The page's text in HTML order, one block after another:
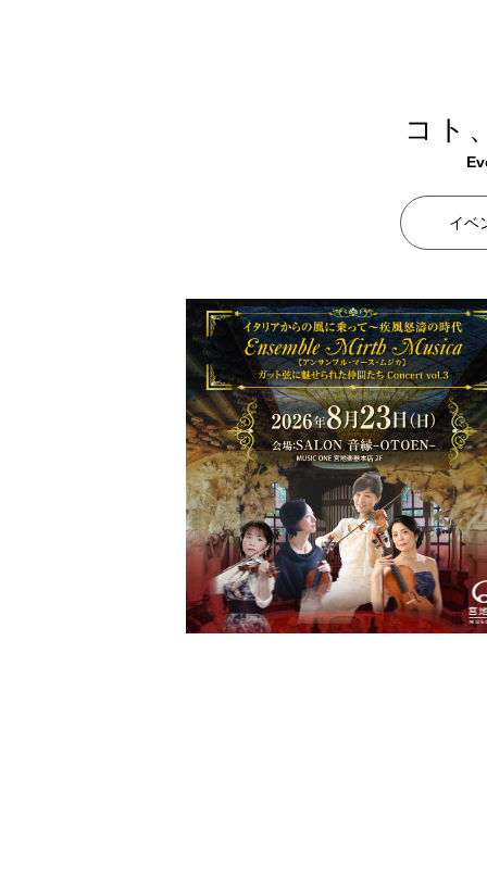
コト
イベ